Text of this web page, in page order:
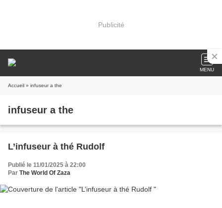
Publicité
MENU
Accueil » infuseur a the
infuseur a the
L’infuseur à thé Rudolf
Publié le 11/01/2025 à 22:00
Par The World Of Zaza